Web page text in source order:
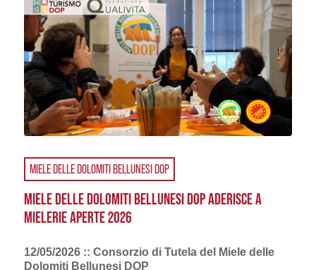
MIELE DELLE DOLOMITI BELLUNESI DOP
MIELE DELLE DOLOMITI BELLUNESI DOP ADERISCE A
MIELERIE APERTE 2026
12/05/2026 :: Consorzio di Tutela del Miele delle
Dolomiti Bellunesi DOP